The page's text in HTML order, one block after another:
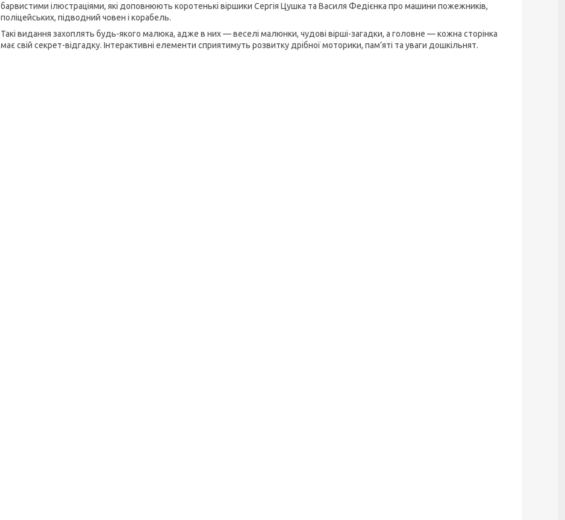
барвистими ілюстраціями, які доповнюють коротенькі віршики Сергія Цушка та Василя Федієнка про машини пожежників,
поліцейських, підводний човен і корабель.
Такі видання захоплять будь-якого малюка, адже в них — веселі малюнки, чудові вірші-загадки, а головне — кожна сторінка
має свій секрет-відгадку. Інтерактивні елементи сприятимуть розвитку дрібної моторики, пам’яті та уваги дошкільнят.